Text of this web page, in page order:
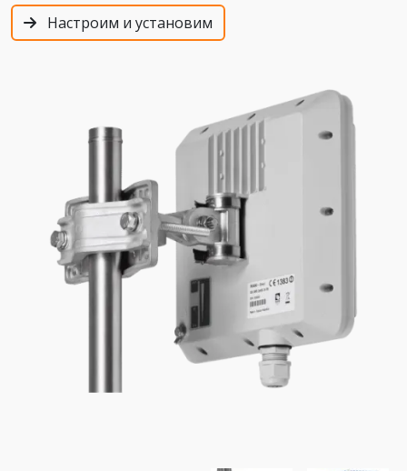
Настроим и установим